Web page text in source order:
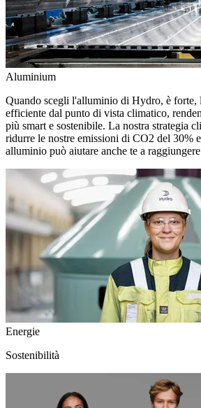
Aluminium
Quando scegli l'alluminio di Hydro, è forte,
efficiente dal punto di vista climatico,
più smart e sostenibile. La nostra strategia
ridurre le nostre emissioni di CO2 del 30%
alluminio può aiutare anche te a
Energie
Sostenibilità